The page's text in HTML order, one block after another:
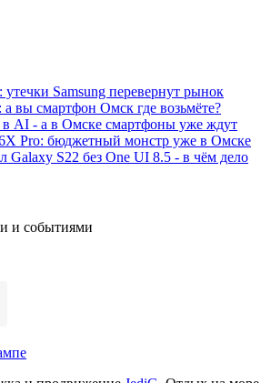
Samsung перевернут рынок
вы смартфон Омск где возьмёте?
в AI - а в Омске смартфоны уже ждут
Pro: бюджетный монстр уже в Омске
Galaxy S22 без One UI 8.5 - в чём дело
и событиями